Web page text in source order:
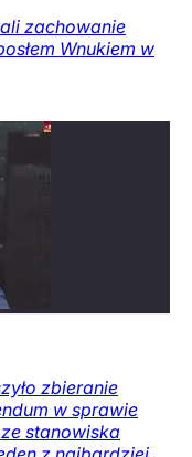
zachowanie
Wnukiem w
zbieranie
w sprawie
stanowiska